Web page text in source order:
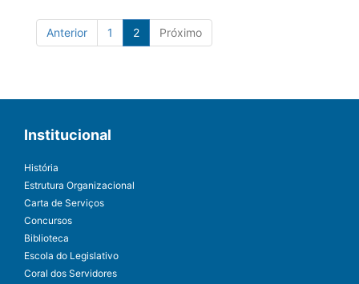
Anterior 1 2 Próximo
Institucional
História
Estrutura Organizacional
Carta de Serviços
Concursos
Biblioteca
Escola do Legislativo
Coral dos Servidores